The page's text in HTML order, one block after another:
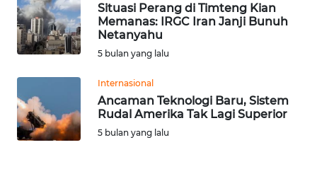
Situasi Perang di Timteng Kian
Memanas: IRGC Iran Janji Bunuh
Netanyahu
5 bulan yang lalu
Internasional
Ancaman Teknologi Baru, Sistem
Rudal Amerika Tak Lagi Superior
5 bulan yang lalu
PENDIDIKAN
OPINI
EDITORIAL